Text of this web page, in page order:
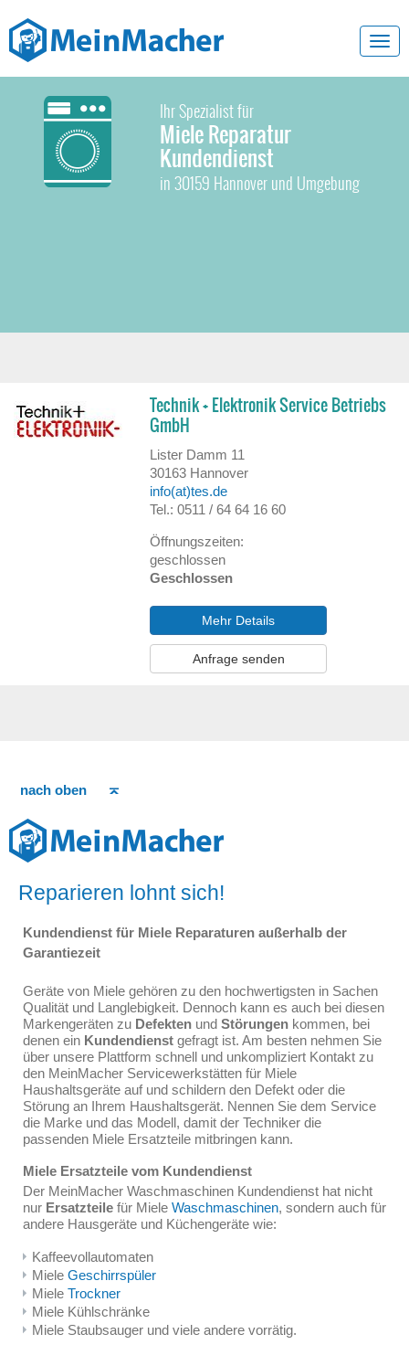
Ihr Spezialist für
Miele Reparatur
Kundendienst
in 30159 Hannover und Umgebung
Technik + Elektronik Service Betriebs
GmbH
Lister Damm 11
30163 Hannover
info(at)tes.de
Tel.: 0511 / 64 64 16 60
Öffnungszeiten:
geschlossen
Geschlossen
Mehr Details
Anfrage senden
nach oben
Reparieren lohnt sich!
Kundendienst für Miele Reparaturen außerhalb der
Garantiezeit
Geräte von Miele gehören zu den hochwertigsten in Sachen
Qualität und Langlebigkeit. Dennoch kann es auch bei diesen
Markengeräten zu Defekten und Störungen kommen, bei
denen ein Kundendienst gefragt ist. Am besten nehmen Sie
über unsere Plattform schnell und unkompliziert Kontakt zu
den MeinMacher Servicewerkstätten für Miele
Haushaltsgeräte auf und schildern den Defekt oder die
Störung an Ihrem Haushaltsgerät. Nennen Sie dem Service
die Marke und das Modell, damit der Techniker die
passenden Miele Ersatzteile mitbringen kann.
Miele Ersatzteile vom Kundendienst
Der MeinMacher Waschmaschinen Kundendienst hat nicht
nur Ersatzteile für Miele Waschmaschinen, sondern auch für
andere Hausgeräte und Küchengeräte wie:
Kaffeevollautomaten
Miele Geschirrspüler
Miele Trockner
Miele Kühlschränke
Miele Staubsauger und viele andere vorrätig.